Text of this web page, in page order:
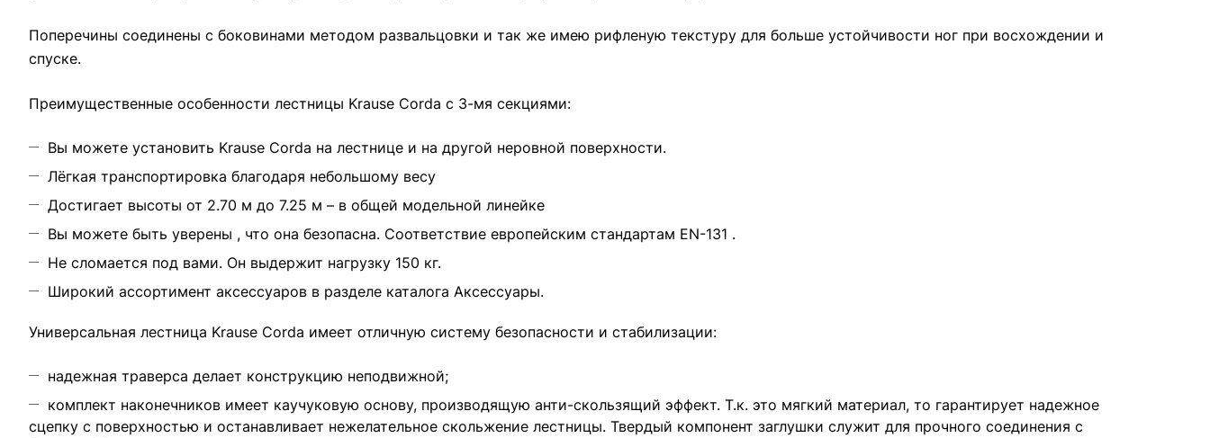
Поперечины соединены с боковинами методом развальцовки и так же имею рифленую текстуру для больше устойчивости ног при восхождении и
спуске.
Преимущественные особенности лестницы Krause Corda с 3-мя секциями:
Вы можете установить Krause Corda на лестнице и на другой неровной поверхности.
Лёгкая транспортировка благодаря небольшому весу
Достигает высоты от 2.70 м до 7.25 м – в общей модельной линейке
Вы можете быть уверены , что она безопасна. Соответствие европейским стандартам EN-131 .
Не сломается под вами. Он выдержит нагрузку 150 кг.
Широкий ассортимент аксессуаров в разделе каталога Аксессуары.
Универсальная лестница Krause Corda имеет отличную систему безопасности и стабилизации:
надежная траверса делает конструкцию неподвижной;
комплект наконечников имеет каучуковую основу, производящую анти-скользящий эффект. Т.к. это мягкий материал, то гарантирует надежное
сцепку с поверхностью и останавливает нежелательное скольжение лестницы. Твердый компонент заглушки служит для прочного соединения с